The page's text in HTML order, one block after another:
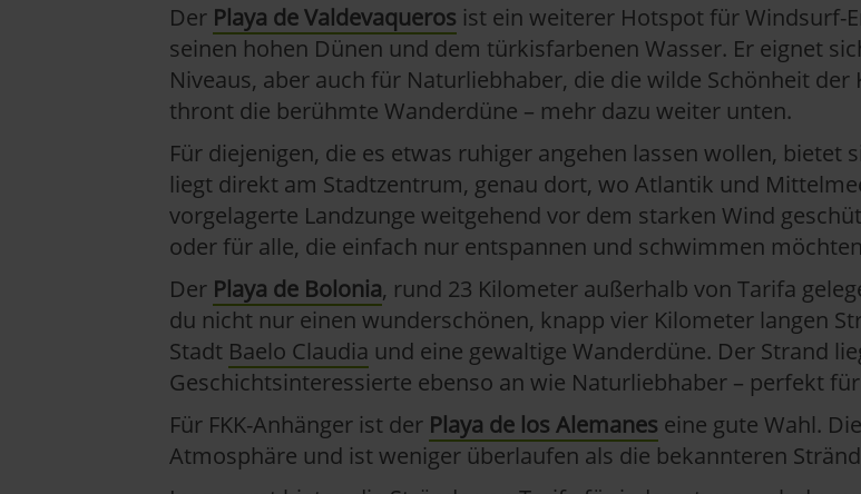
Der Playa de Valdevaqueros ist ein weiterer Hotspot für Windsurf-
seinen hohen Dünen und dem türkisfarbenen Wasser. Er eignet
Niveaus, aber auch für Naturliebhaber, die die wilde Schönheit
thront die berühmte Wanderdüne – mehr dazu weiter unten.
Für diejenigen, die es etwas ruhiger angehen lassen wollen, bietet
liegt direkt am Stadtzentrum, genau dort, wo Atlantik und
vorgelagerte Landzunge weitgehend vor dem starken Wind
oder für alle, die einfach nur entspannen und schwimmen
Der Playa de Bolonia, rund 23 Kilometer außerhalb von Tarifa
du nicht nur einen wunderschönen, knapp vier Kilometer langen
Stadt Baelo Claudia und eine gewaltige Wanderdüne. Der Strand
Geschichtsinteressierte ebenso an wie Naturliebhaber – perfekt
Für FKK-Anhänger ist der Playa de los Alemanes eine gute Wahl.
Atmosphäre und ist weniger überlaufen als die bekannteren